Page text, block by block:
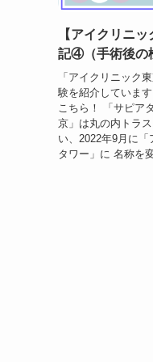
【アイクリニ
記④（手術後の
「アイクリニック
験を紹介していま
こちら！ 「サピア
京」は丸の内トラ
い、2022年9月に
タワー」に 名称を